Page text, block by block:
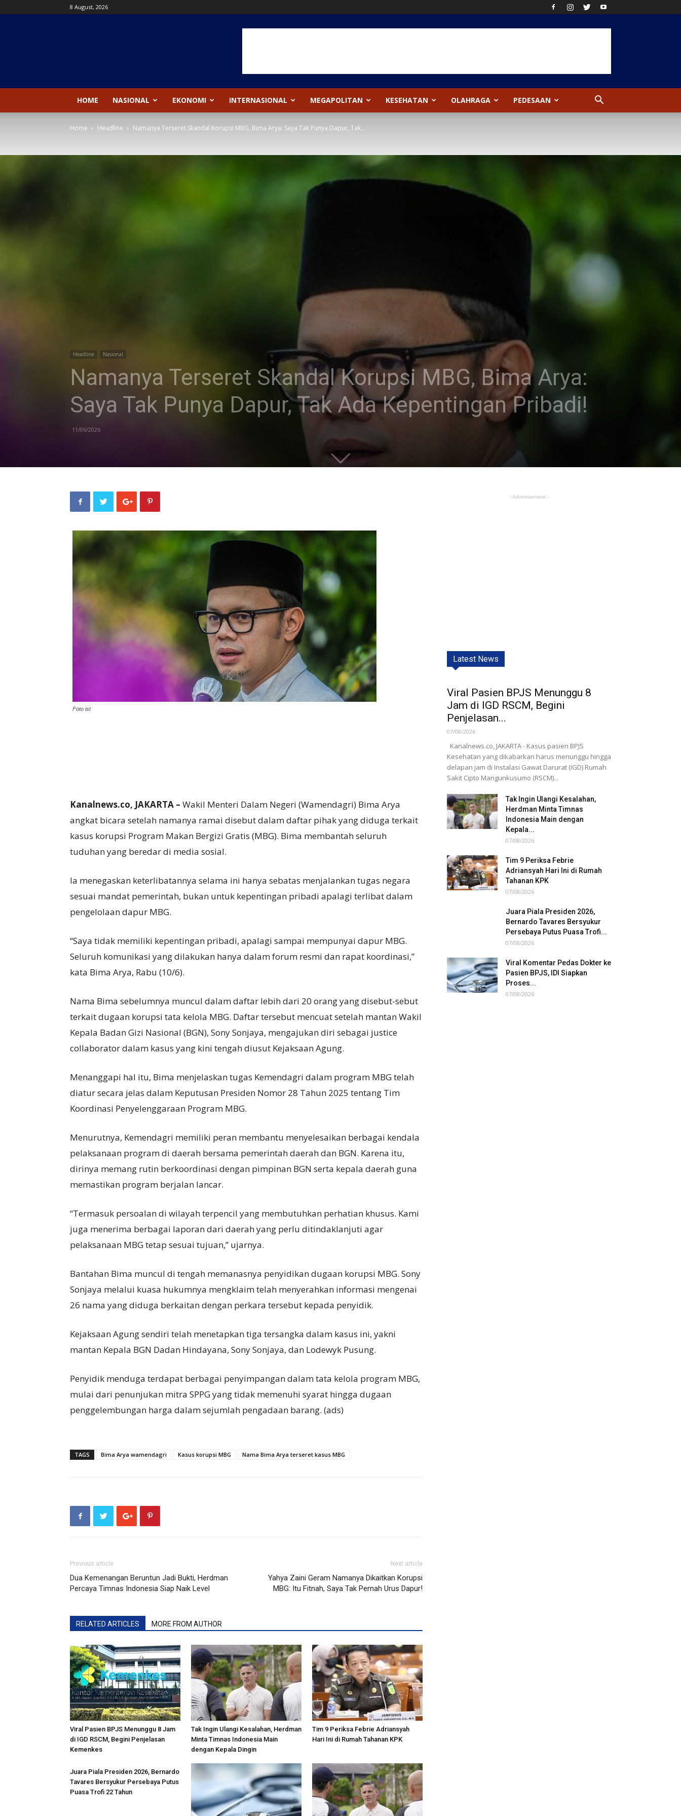
8 August, 2026
HOME NASIONAL EKONOMI INTERNASIONAL MEGAPOLITAN KESEHATAN OLAHRAGA PEDESAAN
Home Headline Namanya Terseret Skandal Korupsi MBG, Bima Arya: Saya Tak Punya Dapur, Tak...
Headline Nasional
Namanya Terseret Skandal Korupsi MBG, Bima Arya:
Saya Tak Punya Dapur, Tak Ada Kepentingan Pribadi!
11/06/2026
Foto ist
Kanalnews.co, JAKARTA – Wakil Menteri Dalam Negeri (Wamendagri) Bima Arya
angkat bicara setelah namanya ramai disebut dalam daftar pihak yang diduga terkait
kasus korupsi Program Makan Bergizi Gratis (MBG). Bima membantah seluruh
tuduhan yang beredar di media sosial.
Ia menegaskan keterlibatannya selama ini hanya sebatas menjalankan tugas negara
sesuai mandat pemerintah, bukan untuk kepentingan pribadi apalagi terlibat dalam
pengelolaan dapur MBG.
“Saya tidak memiliki kepentingan pribadi, apalagi sampai mempunyai dapur MBG.
Seluruh komunikasi yang dilakukan hanya dalam forum resmi dan rapat koordinasi,”
kata Bima Arya, Rabu (10/6).
Nama Bima sebelumnya muncul dalam daftar lebih dari 20 orang yang disebut-sebut
terkait dugaan korupsi tata kelola MBG. Daftar tersebut mencuat setelah mantan Wakil
Kepala Badan Gizi Nasional (BGN), Sony Sonjaya, mengajukan diri sebagai justice
collaborator dalam kasus yang kini tengah diusut Kejaksaan Agung.
Menanggapi hal itu, Bima menjelaskan tugas Kemendagri dalam program MBG telah
diatur secara jelas dalam Keputusan Presiden Nomor 28 Tahun 2025 tentang Tim
Koordinasi Penyelenggaraan Program MBG.
Menurutnya, Kemendagri memiliki peran membantu menyelesaikan berbagai kendala
pelaksanaan program di daerah bersama pemerintah daerah dan BGN. Karena itu,
dirinya memang rutin berkoordinasi dengan pimpinan BGN serta kepala daerah guna
memastikan program berjalan lancar.
“Termasuk persoalan di wilayah terpencil yang membutuhkan perhatian khusus. Kami
juga menerima berbagai laporan dari daerah yang perlu ditindaklanjuti agar
pelaksanaan MBG tetap sesuai tujuan,” ujarnya.
Bantahan Bima muncul di tengah memanasnya penyidikan dugaan korupsi MBG. Sony
Sonjaya melalui kuasa hukumnya mengklaim telah menyerahkan informasi mengenai
26 nama yang diduga berkaitan dengan perkara tersebut kepada penyidik.
Kejaksaan Agung sendiri telah menetapkan tiga tersangka dalam kasus ini, yakni
mantan Kepala BGN Dadan Hindayana, Sony Sonjaya, dan Lodewyk Pusung.
Penyidik menduga terdapat berbagai penyimpangan dalam tata kelola program MBG,
mulai dari penunjukan mitra SPPG yang tidak memenuhi syarat hingga dugaan
penggelembungan harga dalam sejumlah pengadaan barang. (ads)
TAGS Bima Arya wamendagri Kasus korupsi MBG Nama Bima Arya terseret kasus MBG
Previous article
Dua Kemenangan Beruntun Jadi Bukti, Herdman
Percaya Timnas Indonesia Siap Naik Level
Next article
Yahya Zaini Geram Namanya Dikaitkan Korupsi
MBG: Itu Fitnah, Saya Tak Pernah Urus Dapur!
RELATED ARTICLES MORE FROM AUTHOR
Viral Pasien BPJS Menunggu 8 Jam
di IGD RSCM, Begini Penjelasan
Kemenkes
Tak Ingin Ulangi Kesalahan, Herdman
Minta Timnas Indonesia Main
dengan Kepala Dingin
Tim 9 Periksa Febrie Adriansyah
Hari Ini di Rumah Tahanan KPK
Juara Piala Presiden 2026, Bernardo
Tavares Bersyukur Persebaya Putus
Puasa Trofi 22 Tahun
- Advertisement -
Latest News
Viral Pasien BPJS Menunggu 8
Jam di IGD RSCM, Begini
Penjelasan...
07/08/2026
Kanalnews.co, JAKARTA - Kasus pasien BPJS
Kesehatan yang dikabarkan harus menunggu hingga
delapan jam di Instalasi Gawat Darurat (IGD) Rumah
Sakit Cipto Mangunkusumo (RSCM)...
Tak Ingin Ulangi Kesalahan,
Herdman Minta Timnas
Indonesia Main dengan
Kepala...
07/08/2026
Tim 9 Periksa Febrie
Adriansyah Hari Ini di Rumah
Tahanan KPK
07/08/2026
Juara Piala Presiden 2026,
Bernardo Tavares Bersyukur
Persebaya Putus Puasa Trofi...
07/08/2026
Viral Komentar Pedas Dokter ke
Pasien BPJS, IDI Siapkan
Proses...
07/08/2026